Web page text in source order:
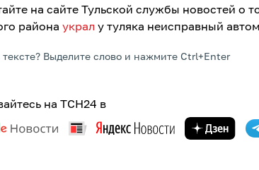
на сайте Тульской службы новостей о
района украл у туляка неисправный
тексте? Выделите слово и нажмите Ctrl+Enter
на ТСН24 в